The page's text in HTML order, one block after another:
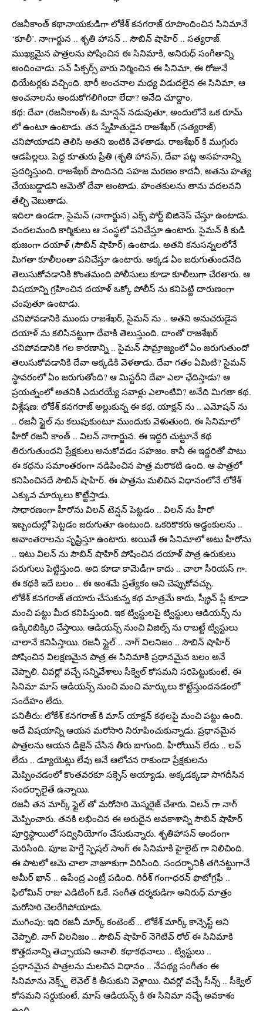
రజనీకాంత్ కథానాయకుడిగా లోకేశ్ కనగరాజ్ రూపొందించిన సినిమానే
‘కూలీ’. నాగార్జున .. శృతి హాసన్ .. సౌబిన్ షాహిర్ .. సత్యరాజ్
ముఖ్యమైన పాత్రలను పోషించిన ఈ సినిమాకి, అనిరుధ్ సంగీతాన్ని
అందించాడు. సన్ పిక్చర్స్ వారు నిర్మించిన ఈ సినిమా, ఈ రోజునే
థియేటర్లకు వచ్చింది. భారీ అంచనాల మధ్య విడుదలైన ఈ సినిమా, ఆ
అంచనాలను అందుకోగలిగిందా లేదా? అనేది చూద్దాం.
కథ: దేవా (రజనీకాంత్) ఓ మాన్షన్ నడుపుతూ, అందులోనే ఒక రూమ్
లో ఉంటూ ఉంటాడు. తన స్నేహితుడైన రాజశేఖర్ (సత్యరాజ్)
చనిపోయాడని తెలిసి అతని ఇంటికి వెళతాడు. రాజశేఖర్ కి ముగ్గురు
ఆడపిల్లలు. పెద్ద కూతురు ప్రీతి (శృతి హాసన్), దేవా పట్ల అసహనాన్ని
ప్రదర్శిస్తుంది. రాజశేఖర్ పొందినది సహజ మరణం కాదనీ, అతను హత్య
చేయబడ్డాడని ఆమెతో దేవా అంటాడు. హంతకులను తాను వదలనని
తేల్చి చెబుతాడు.
ఇదిలా ఉండగా, సైమన్ (నాగార్జున) ఎక్స్ పోర్ట్ బిజినెస్ చేస్తూ ఉంటాడు.
వందలమంది కార్మికులు ఆ సంస్థలో పనిచేస్తూ ఉంటారు. సైమన్ కి కుడి
భుజంగా దయాళ్ (సౌబిన్ షాహిర్) ఉంటాడు. అతని కనుసన్నలలోనే
మిగతా కూలీలంతా పనిచేస్తూ ఉంటారు. అక్కడ ఏం జరుగుతుందనేది
తెలుసుకోవడానికి కొంతమంది పోలీసులు కూడా కూలీలుగా చేరతారు. ఆ
విషయాన్ని గ్రహించిన దయాళ్ ఒక్కో పోలీస్ ను కనిపెట్టి దారుణంగా
చంపుతూ ఉంటాడు.
చనిపోవడానికి ముందు రాజశేఖర్, సైమన్ ను .. అతని అనుచరుడైన
దయాళ్ ను కలిసినట్టుగా దేవాకి తెలుస్తుంది. దాంతో రాజశేఖర్
చనిపోవడానికి గల కారణాన్ని .. సైమన్ సామ్రాజ్యంలో ఏం జరుగుతుందో
తెలుసుకోవడానికి దేవా అక్కడికి వెళతాడు. దేవా గతం ఏమిటి? సైమన్
స్థావరంలో ఏం జరుగుతోంది? ఆ మిస్టరీని దేవా ఎలా ఛేదిస్తాడు? ఆ
ప్రయత్నంలో అతనికి ఎదురయ్యే సవాళ్లు ఎలాంటివి? అనేది మిగతా కథ.
విశ్లేషణ: లోకేశ్ కనగరాజ్ అల్లుకున్న ఈ కథ, యాక్షన్ ను .. ఎమోషన్ ను
.. రజనీ స్టైల్ ను కలుపుకుంటూ ముందుకు వెళుతుంది. ఈ సినిమాలో
హీరో రజనీ కాంత్ .. విలన్ నాగార్జున. ఈ ఇద్దరి చుట్టూనే కథ
తిరుగుతుందని ప్రేక్షకులు అనుకోవడం సహజం. కానీ ఈ ఇద్దరితో పాటు
ఈ కథను సమాంతరంగా నడిపించిన పాత్ర మరొకటి ఉంది. ఆ పాత్రలో
కనిపించినదే సౌబిన్ షాహిర్. ఈ పాత్రను మలిచిన విధానంలోనే లోకేశ్
ఎక్కువ మార్కులు కొట్టేస్తాడు.
సాధారణంగా హీరోను విలన్ టెన్షన్ పెట్టడం .. విలన్ ను హీరో
ఇబ్బందుల్లో పెట్టడం జరుగుతూ ఉంటుంది. ఒకరికొకరు అడ్డంకులను ..
అవాంతరాలను సృష్టిస్తూ ఉంటారు. అయితే ఈ సినిమాలో అటు హీరోను
.. ఇటు విలన్ ను సౌబిన్ షాహిర్ పోషించిన దయాళ్ పాత్ర ఉరుకులు
పరుగులు పెట్టిస్తుంది. అది కూడా కామెడీగా కాదు .. చాలా సీరియస్ గా.
ఈ కథకి ఇదే బలం .. ఈ అంశమే ప్రత్యేకం అని చెప్పుకోవచ్చు.
లోకేశ్ కనగరాజ్ తయారు చేసుకున్న కథ మాత్రమే కాదు, స్క్రీన్ ప్లే కూడా
మంచి పట్టు మీద కనిపిస్తుంది. ఇక ట్విస్టులపై ట్విస్టులు ఆడియన్స్ ను
ఉక్కిరిబిక్కిరి చేస్తాయి. ఆడియన్స్ నుంచి విజిల్స్ ను రాబట్టే ట్విస్టులు
చాలానే కనిపిస్తాయి. రజనీ స్టైల్ .. నాగ్ విలనిజం .. సౌబిన్ షాహిర్
పోషించిన విలక్షణమైన పాత్ర ఈ సినిమాకి ప్రధానమైన బలం అనే
చెప్పాలి. చివర్లో వచ్చే సన్నివేశాలు సీక్వెల్ కోసమని సరిపెట్టుకుంటే, ఈ
సినిమా మాస్ ఆడియన్స్ నుంచి మంచి మార్కులు కొట్టేస్తుందనడంలో
సందేహం లేదు.
పనితీరు: లోకేశ్ కనగరాజ్ కి మాస్ యాక్షన్ కథలపై మంచి పట్టు ఉంది.
అదే విషయాన్ని ఆయన మరోసారి నిరూపించుకున్నాడు. ప్రధానమైన
పాత్రలను ఆయన డిజైన్ చేసిన తీరు బాగుంది. హీరోయిన్ లేదు .. లవ్
లేదు .. డ్యూయెట్లు లేవు అనే ఆలోచన రాకుండా ప్రేక్షకులను
మెప్పించడంలో కొంతవరకూ సక్సెస్ అయ్యాడు. అక్కడక్కడా సాగదీసిన
సందర్భాలైతే ఉన్నాయి.
రజనీ తన మార్క్ స్టైల్ తో మరోసారి మెస్మరైజ్ చేశారు. విలన్ గా నాగ్
మెప్పించారు. తనకి లభించిన ఈ అరుదైన అవకాశాన్ని సౌబిన్ షాహిర్
పూర్తిస్థాయిలో సద్వినియోగం చేసుకున్నారు. శృతిహాసన్ అందంగా
మెరిసింది. పూజ హెగ్డే స్పెషల్ సాంగ్ ఈ సినిమాకి హైలైట్ గా నిలిచింది.
ఈ పాటలో ఆమె చాలా నాజూకుగా విరిసింది. సందర్భానికి తగినట్టుగానే
అమీర్ ఖాన్ .. ఉపేంద్ర ఎంట్రీ పడింది. గిరీశ్ గంగాధరన్ ఫొటోగ్రఫీ ..
ఫిలోమిన్ రాజు ఎడిటింగ్ ఓకే. సంగీత దర్శకుడిగా అనిరుధ్ మాత్రం
మరోసారి చెలరేగిపోయాడు.
ముగింపు: ఇది రజనీ మార్క్ కంటెంట్ .. లోకేశ్ మార్క్ కాన్సెప్ట్ అని
చెప్పాలి. నాగ్ విలనిజం .. సౌబిన్ షాహిర్ నెగెటివ్ రోల్ ఈ సినిమాకి
కొత్తదనాన్ని తెచ్చాయని అనాలి. కథాకథనాలు .. ట్విస్టులు ..
ప్రధానమైన పాత్రలను మలచిన విధానం .. నేపథ్య సంగీతం ఈ
సినిమాను నెక్స్ట్ లెవెల్ కి తీసుకుని వెళ్లాయి. చివర్లో వచ్చే సీన్స్ .. సీక్వెల్
కోసమని సర్దుకుంటే, మాస్ ఆడియన్స్ కి ఈ సినిమా నచ్చే అవకాశం